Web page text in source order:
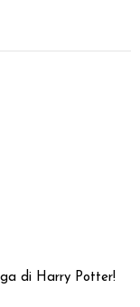
di Harry Potter!